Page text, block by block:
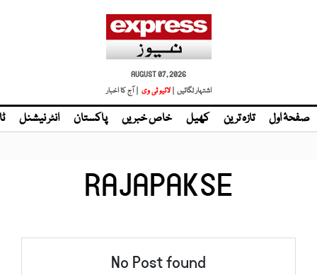
AUGUST 07, 2026
اشتہار لگائیں | لائیو ٹی وی | آج کا اخبار
صفحۂ اول تازہ ترین کھیل خاص خبریں پاکستان انٹر نیشنل
RAJAPAKSE
No Post found